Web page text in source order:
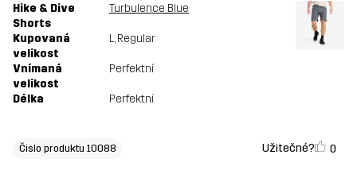
Hike & Dive
Shorts
Turbulence Blue
Kupovaná
velikost
L, Regular
Vnímaná
velikost
Perfektní
Délka Perfektní
Čislo produktu 10088 Užitečné? 0